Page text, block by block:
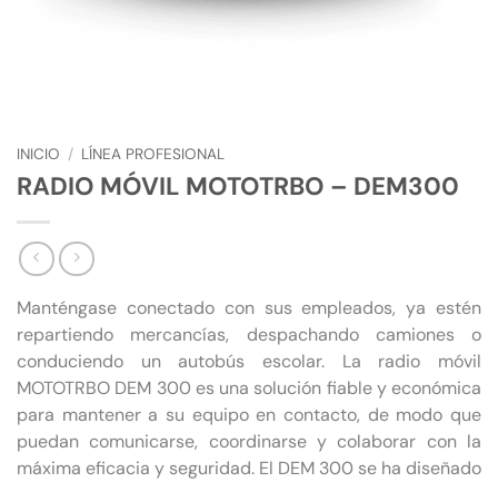
INICIO / LÍNEA PROFESIONAL
RADIO MÓVIL MOTOTRBO – DEM300
Manténgase conectado con sus empleados, ya estén
repartiendo mercancías, despachando camiones o
conduciendo un autobús escolar. La radio móvil
MOTOTRBO DEM 300 es una solución fiable y económica
para mantener a su equipo en contacto, de modo que
puedan comunicarse, coordinarse y colaborar con la
máxima eficacia y seguridad. El DEM 300 se ha diseñado